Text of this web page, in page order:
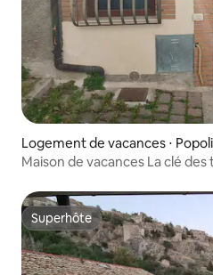
Logement de vacances ⋅ Popoli
Superhôte
Superhôte